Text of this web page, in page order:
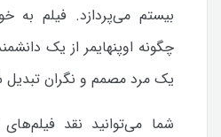
بیستم می‌پردازد. فیلم
چگونه اوپنهایمر از یک
یک مرد مصمم و نگران
شما می‌توانید نقد فیلم‌های